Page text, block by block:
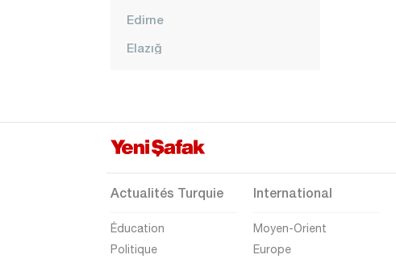
Edirne
Elazığ
Gaziantep
Giresun
Hakkari
Actualités Turquie
Éducation
Politique
International
Moyen-Orient
Europe